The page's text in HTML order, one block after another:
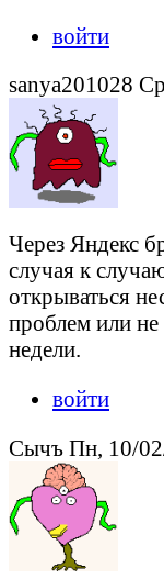
войти
sanya201028
Через Яндекс
случая к
открываться
проблем или
недели.
войти
Сычъ Пн, 10/